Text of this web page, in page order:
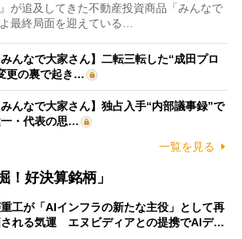
が追及してきた不動産投資商品「みんなで
最終局面を迎えている…
みんなで大家さん】二転三転した“成田プロ
更の裏で起き…
みんなで大家さん】独占入手“内部議事録”で
・代表の思…
一覧を見る
！好決算銘柄」
工が「AIインフラの新たな主役」として再
れる気運 エヌビディアとの提携でAIデ…